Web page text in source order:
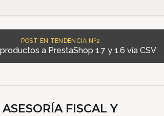
POST EN TENDENCIA Nº2
a PrestaShop 1.7 y 1.6 vía CSV
FISCAL Y